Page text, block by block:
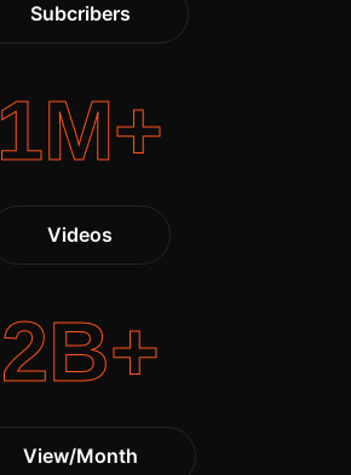
Subcribers
1M+
Videos
2B+
View/Month